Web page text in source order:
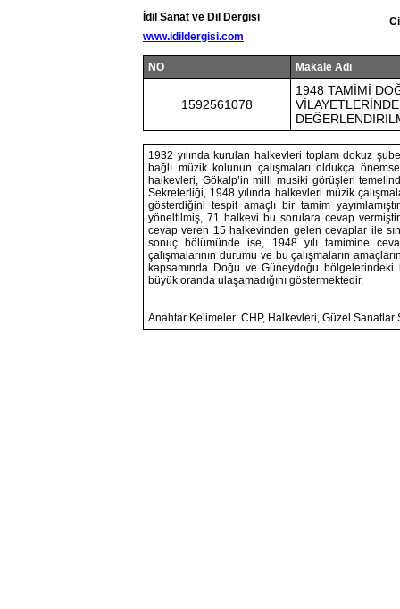
İdil Sanat ve Dil Dergisi
www.idildergisi.com
NO Makale Adı
1592561078
1948 TAMİMİ
1932 yılında kurulan halkevleri toplam dokuz
bağlı müzik kolunun çalışmaları oldukça
halkevleri, Gökalp’in milli musiki görüşleri
Sekreterliği, 1948 yılında halkevleri müzik
gösterdiğini tespit amaçlı bir tamim
yöneltilmiş, 71 halkevi bu sorulara cevap
cevap veren 15 halkevinden gelen cevaplar ile
sonuç bölümünde ise, 1948 yılı tamimine
çalışmalarının durumu ve bu çalışmaların
kapsamında Doğu ve Güneydoğu bölgelerindeki
büyük oranda ulaşamadığını göstermektedir.
Anahtar Kelimeler: CHP, Halkevleri, Güzel Sanatlar